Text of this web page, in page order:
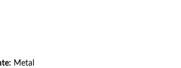
Metal